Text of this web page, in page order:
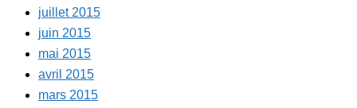
juillet 2015
juin 2015
mai 2015
avril 2015
mars 2015